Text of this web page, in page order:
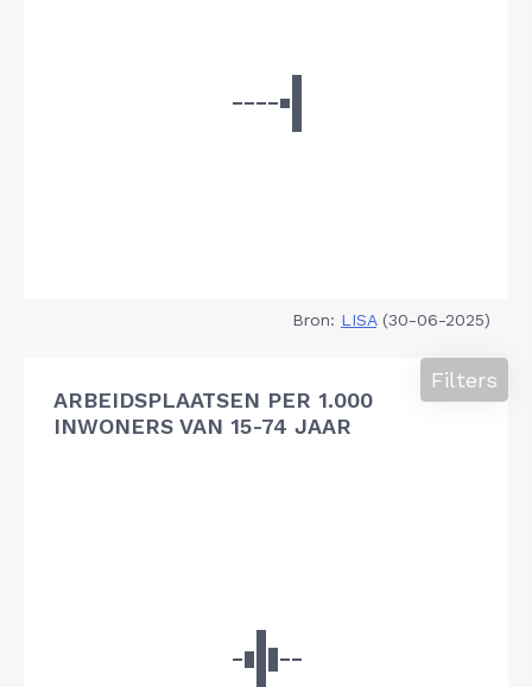
Bron: LISA(30-06-2025)
ARBEIDSPLAATSEN PER 1.000
INWONERS VAN 15-74 JAAR
Filters